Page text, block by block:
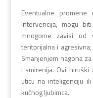
Eventualne
intervencija, mogu
mnogome zavisi od
teritorijalna i
Smanjenjem nagona
i smirenija. Ovi hiruški
uticu na inteligenciju
kućnog ljubimca.